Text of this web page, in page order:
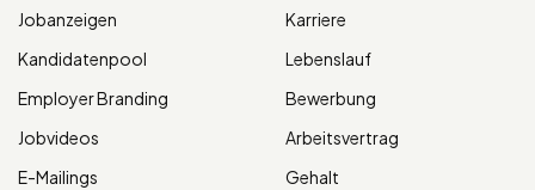
Jobanzeigen
Kandidatenpool
Employer Branding
Jobvideos
E-Mailings
Karriere
Lebenslauf
Bewerbung
Arbeitsvertrag
Gehalt